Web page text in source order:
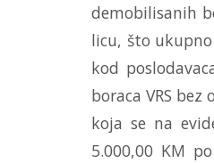
demobilisanih
licu, što
kod
boraca VRS
koja se na
5.000,00 KM